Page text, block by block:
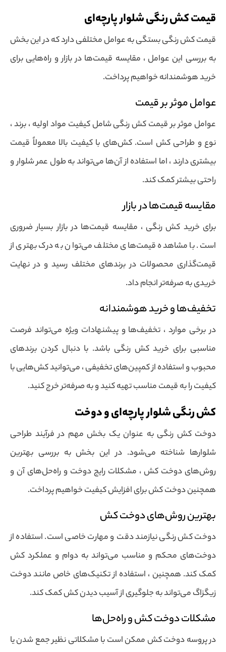
قیمت کش رنگی شلوار پارچه‌ای
قیمت کش رنگی بستگی به عوامل مختلفی دارد که در این بخش
به بررسی این عوامل ، مقایسه قیمت‌ها در بازار و راه‌هایی برای
خرید هوشمندانه خواهیم پرداخت.
عوامل موثر بر قیمت
عوامل موثر بر قیمت کش رنگی شامل کیفیت مواد اولیه ، برند ،
نوع و طراحی کش است. کش‌های با کیفیت بالا معمولاً قیمت
بیشتری دارند ، اما استفاده از آن‌ها می‌تواند به طول عمر شلوار و
راحتی بیشتر کمک کند.
مقایسه قیمت‌ها در بازار
برای خرید کش رنگی ، مقایسه قیمت‌ها در بازار بسیار ضروری
است. با مشاهده قیمت‌های مختلف می‌توان به درک بهتری از
قیمت‌گذاری محصولات در برندهای مختلف رسید و در نهایت
خریدی به صرفه‌تر انجام داد.
تخفیف‌ها و خرید هوشمندانه
در برخی موارد ، تخفیف‌ها و پیشنهادات ویژه می‌تواند فرصت
مناسبی برای خرید کش رنگی باشد. با دنبال کردن برندهای
محبوب و استفاده از کمپین‌های تخفیفی ، می‌توانید کش‌هایی با
کیفیت را به قیمت مناسب تهیه کنید و به صرفه‌تر خرج کنید.
کش رنگی شلوار پارچه‌ای و دوخت
دوخت کش رنگی به عنوان یک بخش مهم در فرآیند طراحی
شلوارها شناخته می‌شود. در این بخش به بررسی بهترین
روش‌های دوخت کش ، مشکلات رایج دوخت و راه‌حل‌های آن و
همچنین دوخت کش برای افزایش کیفیت خواهیم پرداخت.
بهترین روش‌های دوخت کش
دوخت کش رنگی نیازمند دقت و مهارت خاصی است. استفاده از
دوخت‌های محکم و مناسب می‌تواند به دوام و عملکرد کش
کمک کند. همچنین ، استفاده از تکنیک‌های خاص مانند دوخت
زیگزاگ می‌تواند به جلوگیری از آسیب دیدن کش کمک کند.
مشکلات دوخت کش و راه‌حل‌ها
در پروسه دوخت کش ممکن است با مشکلاتی نظیر جمع شدن یا